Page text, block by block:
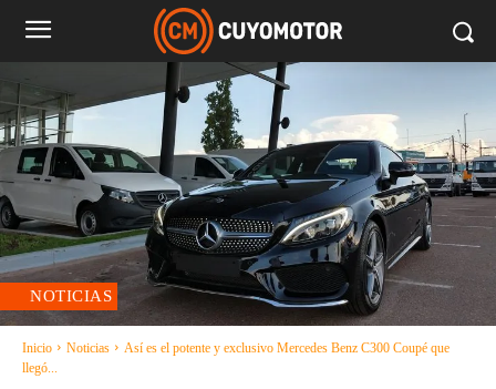
NOTICIAS
Inicio Noticias
Así es el potente y exclusivo Mercedes Benz C300 Coupé que
llegó...